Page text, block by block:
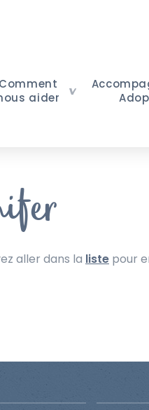
Comment
aider
aller dans la liste pour